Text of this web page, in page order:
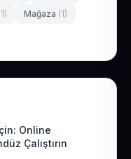
Mağaza (1)
Online
Çalıştırın